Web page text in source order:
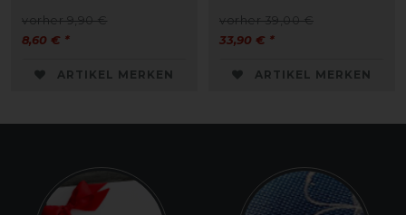
vorher 9,90 €
8,60 € *
ARTIKEL MERKEN
vorher 39,00 €
33,90 € *
ARTIKEL MERKEN